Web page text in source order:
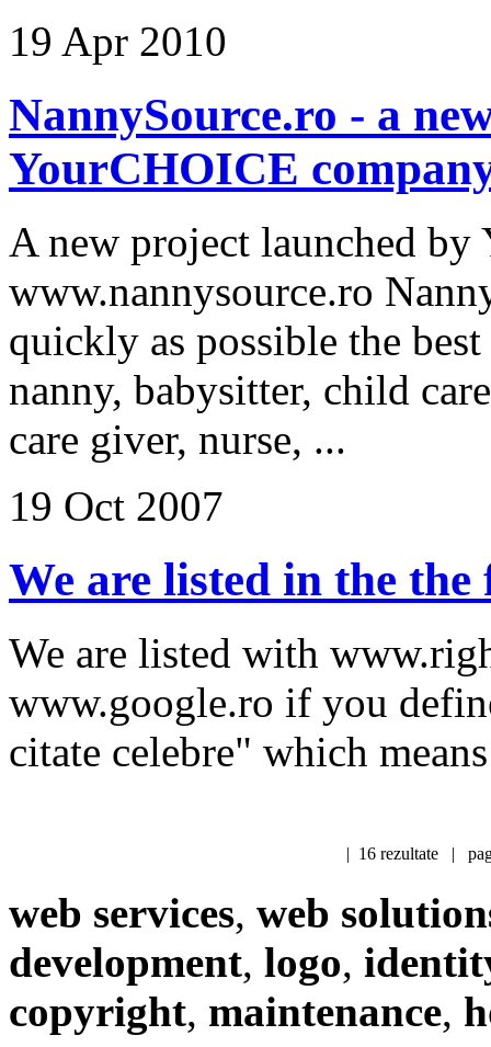
19 Apr 2010
NannySource.ro - a
YourCHOICE
A new project launched
www.nannysource.ro
quickly as possible the
nanny, babysitter, child
care giver, nurse, ...
19 Oct 2007
We are listed in the
We are listed with
www.google.ro if you
citate celebre" which
| 16 rezultate |
web services, web
development, logo,
copyright, maintenance,